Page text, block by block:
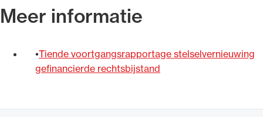
Meer informatie
Tiende voortgangsrapportage stelselvernieuwing
gefinancierde rechtsbijstand